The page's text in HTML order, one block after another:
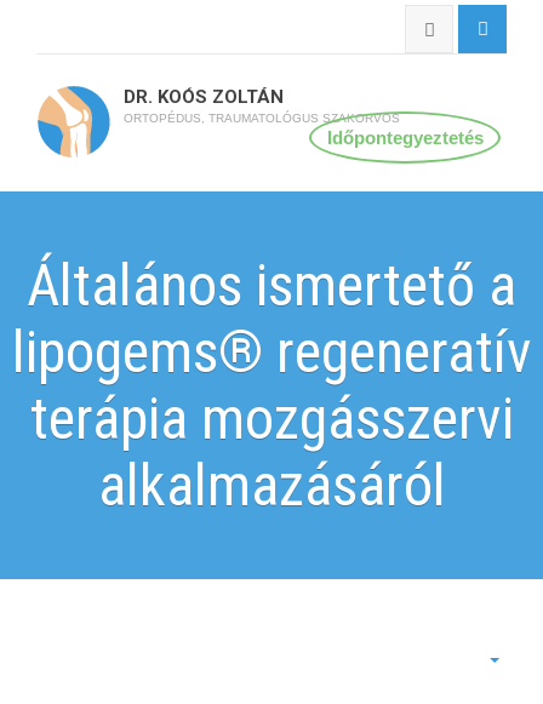
DR. KOÓS ZOLTÁN
ORTOPÉDUS, TRAUMATOLÓGUS SZAKORVOS
Időpontegyeztetés
Általános ismertető a
lipogems® regeneratív
terápia mozgásszervi
alkalmazásáról